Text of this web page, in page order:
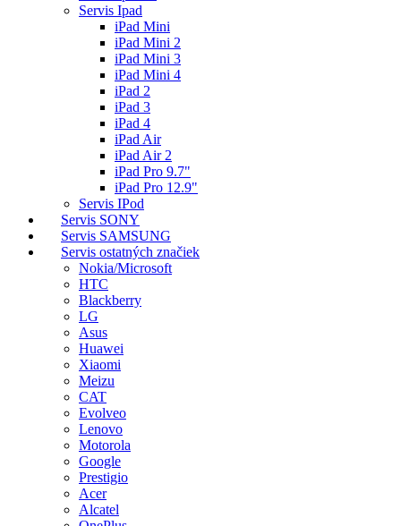
Servis Ipad
iPad Mini
iPad Mini 2
iPad Mini 3
iPad Mini 4
iPad 2
iPad 3
iPad 4
iPad Air
iPad Air 2
iPad Pro 9.7"
iPad Pro 12.9"
Servis IPod
Servis SONY
Servis SAMSUNG
Servis ostatných značiek
Nokia/Microsoft
HTC
Blackberry
LG
Asus
Huawei
Xiaomi
Meizu
CAT
Evolveo
Lenovo
Motorola
Google
Prestigio
Acer
Alcatel